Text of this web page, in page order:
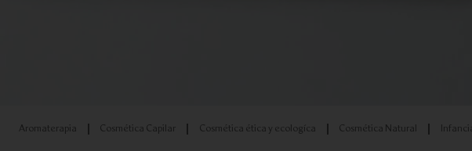
Aromaterapia Cosmética Capilar Cosmética ética y ecologíca Cosmética Natural